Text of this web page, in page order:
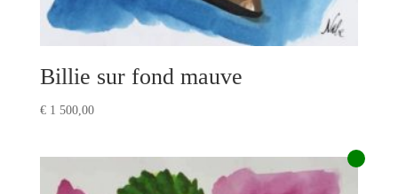
Billie sur fond mauve
€1 500,00